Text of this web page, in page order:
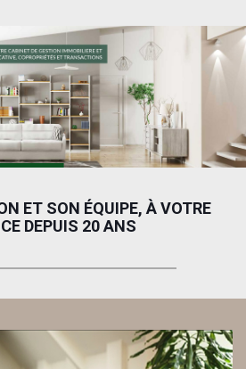
ET SON ÉQUIPE, À VOTRE
DEPUIS 20 ANS